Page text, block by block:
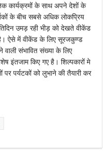
कार्यक्रमों के साथ अपने देशों के
के बीच सबसे अधिक लोकप्रिय
उमड़ रही भीड़ को देखते वीकेंड
ऐसे में वीकेंड के लिए सूरजकुण्ड
संभावित संख्या के लिए
इंतजाम किए गए है। शिल्पकारों मे
पर्यटकों को लुभाने की तैयारी कर